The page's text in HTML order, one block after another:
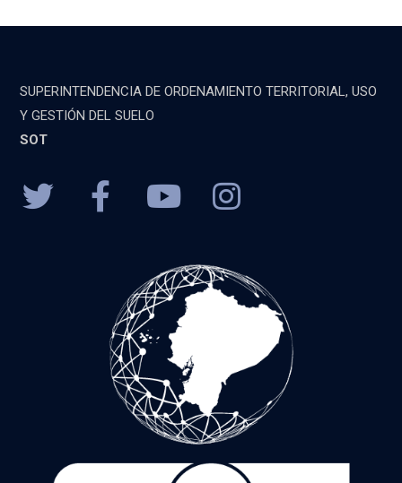
SUPERINTENDENCIA DE ORDENAMIENTO TERRITORIAL, USO
Y GESTIÓN DEL SUELO
SOT